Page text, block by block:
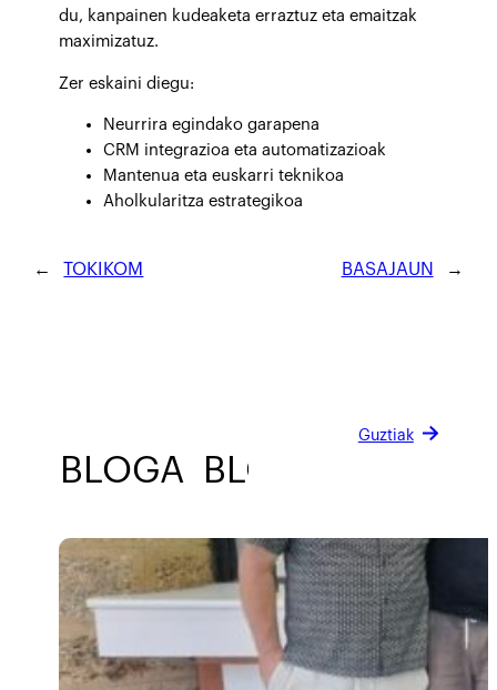
du, kanpainen kudeaketa erraztuz eta emaitzak
maximizatuz.
Zer eskaini diegu:
Neurrira egindako garapena
CRM integrazioa eta automatizazioak
Mantenua eta euskarri teknikoa
Aholkularitza estrategikoa
← TOKIKOM BASAJAUN →
BLOGA BLOGA
Guztiak